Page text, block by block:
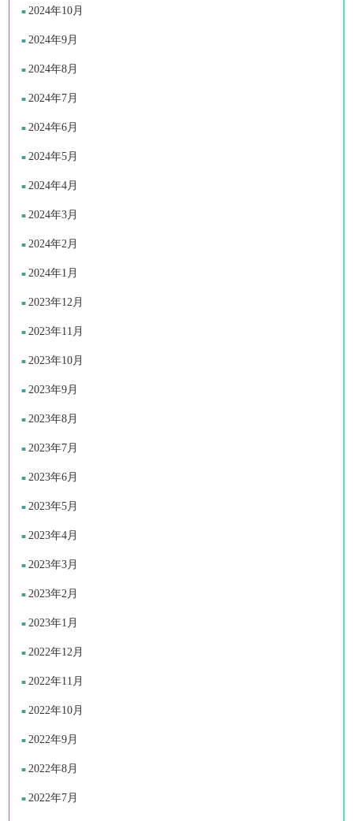
2024年10月
2024年9月
2024年8月
2024年7月
2024年6月
2024年5月
2024年4月
2024年3月
2024年2月
2024年1月
2023年12月
2023年11月
2023年10月
2023年9月
2023年8月
2023年7月
2023年6月
2023年5月
2023年4月
2023年3月
2023年2月
2023年1月
2022年12月
2022年11月
2022年10月
2022年9月
2022年8月
2022年7月